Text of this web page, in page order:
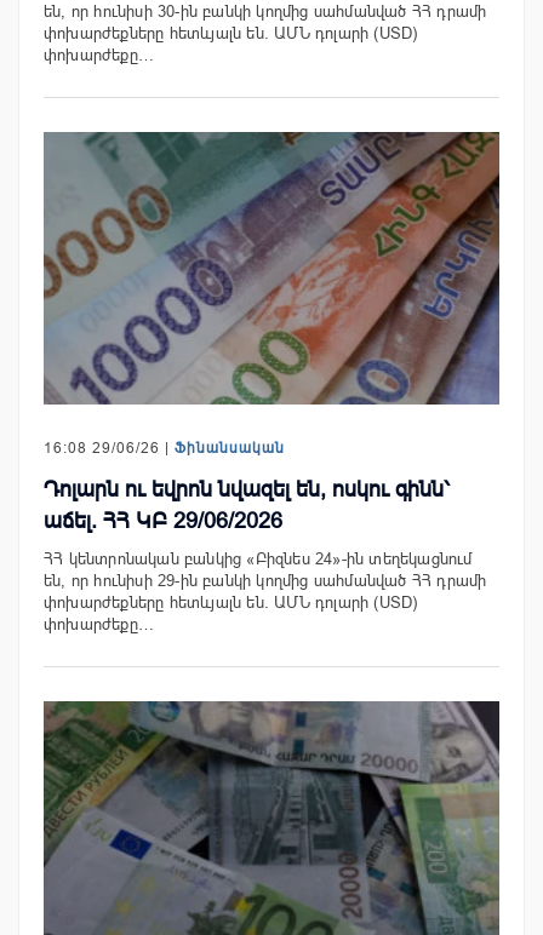
են, որ հունիսի 30-ին բանկի կողմից սահմանված ՀՀ դրամի
փոխարժեքները հետևյալն են. ԱՄՆ դոլարի (USD)
փոխարժեքը…
16:08 29/06/26 | Ֆինանսական
Դոլարն ու եվրոն նվազել են, ոսկու գինն՝
աճել. ՀՀ ԿԲ 29/06/2026
ՀՀ կենտրոնական բանկից «Բիզնես 24»-ին տեղեկացնում
են, որ հունիսի 29-ին բանկի կողմից սահմանված ՀՀ դրամի
փոխարժեքները հետևյալն են. ԱՄՆ դոլարի (USD)
փոխարժեքը…